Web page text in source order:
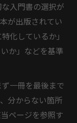
入門書の選択が
が出版されてい
化しているか」
か」などを基準
一冊を最後まで
分からない箇所
ページを参照す